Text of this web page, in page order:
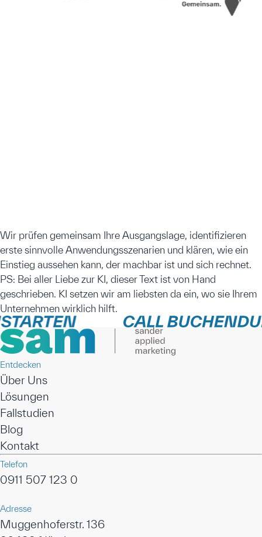
Wir prüfen gemeinsam Ihre Ausgangslage, identifizieren
erste sinnvolle Anwendungsszenarien und klären, wie ein
Einstieg aussehen kann, der machbar ist und sich rechnet.
PS: Bei aller Liebe zur KI, dieser Text ist von Hand
geschrieben. KI setzen wir am liebsten da ein, wo sie Ihrem
Unternehmen wirklich hilft.
Entdecken
Über Uns
Lösungen
Fallstudien
Blog
Kontakt
Telefon
0911 507 123 0
Adresse
Muggenhoferstr. 136